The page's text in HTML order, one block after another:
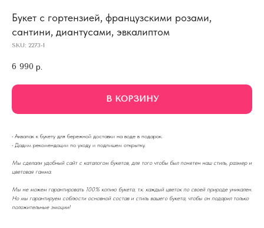
Букет с гортензией, французскими розами,
сантини, диантусами, эвкалиптом
SKU: 2273-1
6 990 р.
В КОРЗИНУ
· Аквапак к букету для бережной доставки на воде в подарок.
· Дадим рекомендации по уходу и подпишем открытку.
Мы сделали удобный сайт с каталогом букетов, для того чтобы был понятен наш стиль, размер и
цветовая гамма.
Мы не можем гарантировать 100% копию букета, т.к. каждый цветок по своей природе уникален.
Но мы гарантируем соблюсти основной состав и стиль вашего букета, чтобы он подарил только
положительные эмоции!